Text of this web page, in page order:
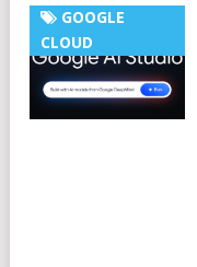
GOOGLE
CLOUD